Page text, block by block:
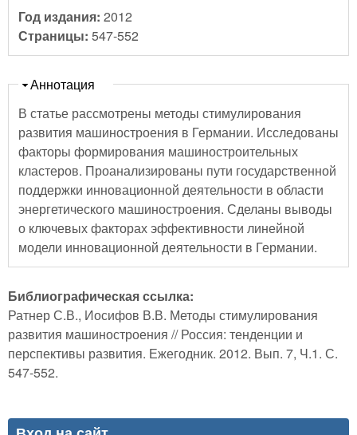
Год издания: 2012
Страницы: 547-552
Скрыть
Аннотация
В статье рассмотрены методы стимулирования
развития машиностроения в Германии. Исследованы
факторы формирования машиностроительных
кластеров. Проанализированы пути государственной
поддержки инновационной деятельности в области
энергетического машиностроения. Сделаны выводы
о ключевых факторах эффективности линейной
модели инновационной деятельности в Германии.
Библиографическая ссылка:
Ратнер С.В., Иосифов В.В. Методы стимулирования
развития машиностроения // Россия: тенденции и
перспективы развития. Ежегодник. 2012. Вып. 7, Ч.1. С.
547-552.